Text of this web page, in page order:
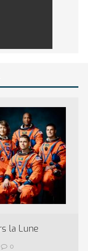
la Lune
0